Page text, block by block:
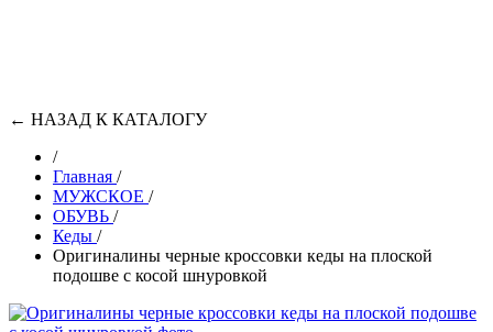
← НАЗАД К КАТАЛОГУ
/
Главная /
МУЖСКОЕ /
ОБУВЬ /
Кеды /
Оригиналины черные кроссовки кеды на плоской
подошве с косой шнуровкой